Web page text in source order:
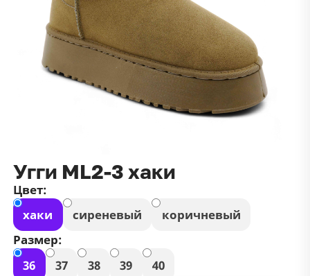
Угги ML2-3 хаки
Цвет:
хаки
сиреневый
коричневый
Размер:
36
37 38 39 40
данных ипубличной оффертой
Зарегистрироваться
100 ₽100 ₽
Цвет
Белый